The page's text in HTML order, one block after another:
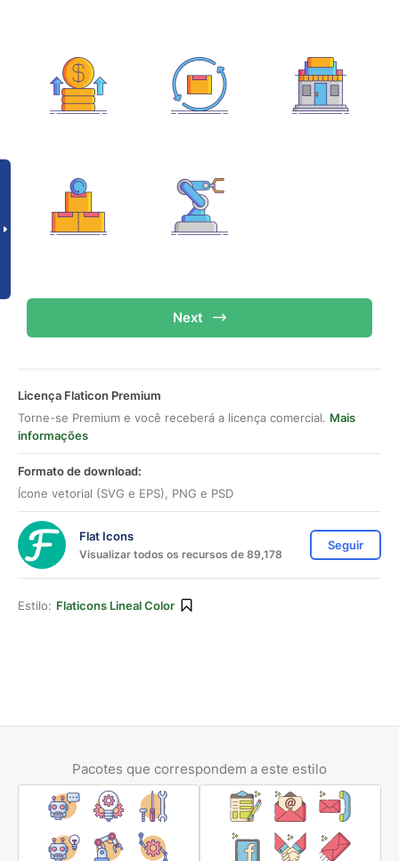
Next
Licença Flaticon Premium
Torne-se Premium e você receberá a licença comercial. Mais
informações
Formato de download:
Ícone vetorial (SVG e EPS), PNG e PSD
Flat Icons
Visualizar todos os recursos de 89,178
Seguir
Estilo: Flaticons Lineal Color
Pacotes que correspondem a este estilo